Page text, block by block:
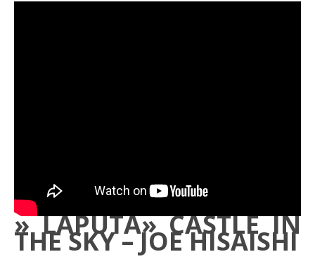
» LAPUTA» CASTLE IN
THE SKY – JOE HISAISHI